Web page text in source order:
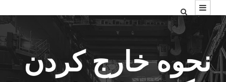
نحوه خارج کردن